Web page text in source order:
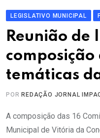
LEGISLATIVO MUNICIPAL
Reunião de
composição
temáticas
PORREDAÇÃO JORNAL
A composição das 16
Municipal de Vitória da